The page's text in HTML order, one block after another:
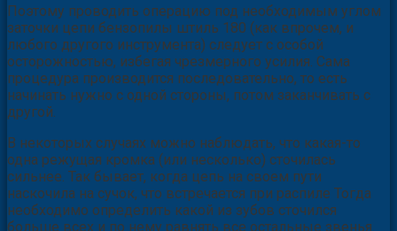
Поэтому проводить операцию под необходимым углом
заточки цепи бензопилы штиль 180 (как впрочем, и
любого другого инструмента) следует с особой
осторожностью, избегая чрезмерного усилия. Сама
процедура производится последовательно, то есть
начинать нужно с одной стороны, потом заканчивать с
другой.
В некоторых случаях можно наблюдать, что какая-то
одна режущая кромка (или несколько) сточилась
сильнее. Так бывает, когда цепь на своем пути
наскочила на сучок, что встречается при распиле Тогда
необходимо определить какой из зубов сточился
больше всех и по нему равнять все остальные звенья.